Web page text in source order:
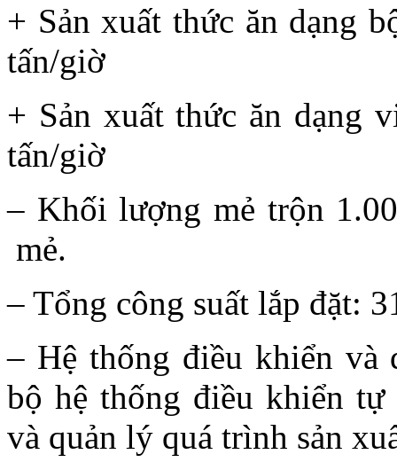
+ Sản xuất thức ăn dạng
tấn/giờ
+ Sản xuất thức ăn dạng
tấn/giờ
– Khối lượng mẻ trộn
mẻ.
– Tổng công suất lắp đặt:
– Hệ thống điều khiển và
bộ hệ thống điều khiển tự
và quản lý quá trình sản